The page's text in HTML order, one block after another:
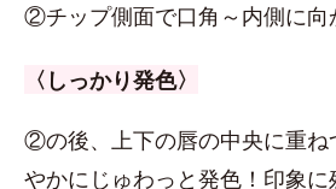
②チップ側面で口角～内側に向
〈しっかり発色〉
②の後、上下の唇の中央に重ね
やかにじゅわっと発色！印象